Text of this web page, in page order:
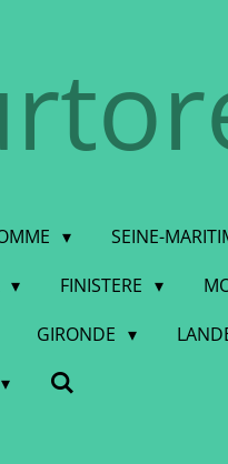
SEINE-
FINISTERE
GIRONDE